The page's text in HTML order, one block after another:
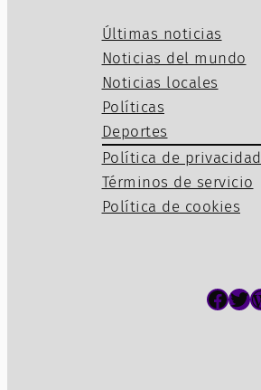
Últimas noticias
Noticias del mundo
Noticias locales
Políticas
Deportes
Política de privacidad
Términos de servicio
Política de cookies
Facebook Twitter WordPress